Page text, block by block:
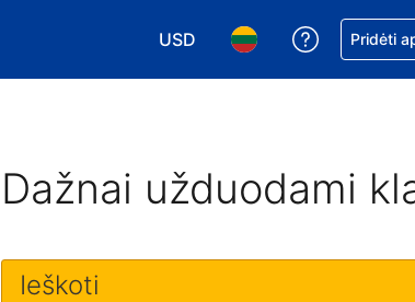
USD
Pasirinkite valiutą. Jūsų
Pasirinkite kalbą.
Pagalba
Pridėti
Dažnai užduodami
Ieškoti